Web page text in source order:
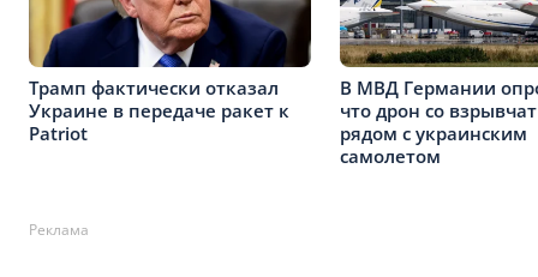
Трамп фактически отказал
Украине в передаче ракет к
Patriot
В МВД Германии
что дрон со
рядом с украинским
самолетом
Реклама